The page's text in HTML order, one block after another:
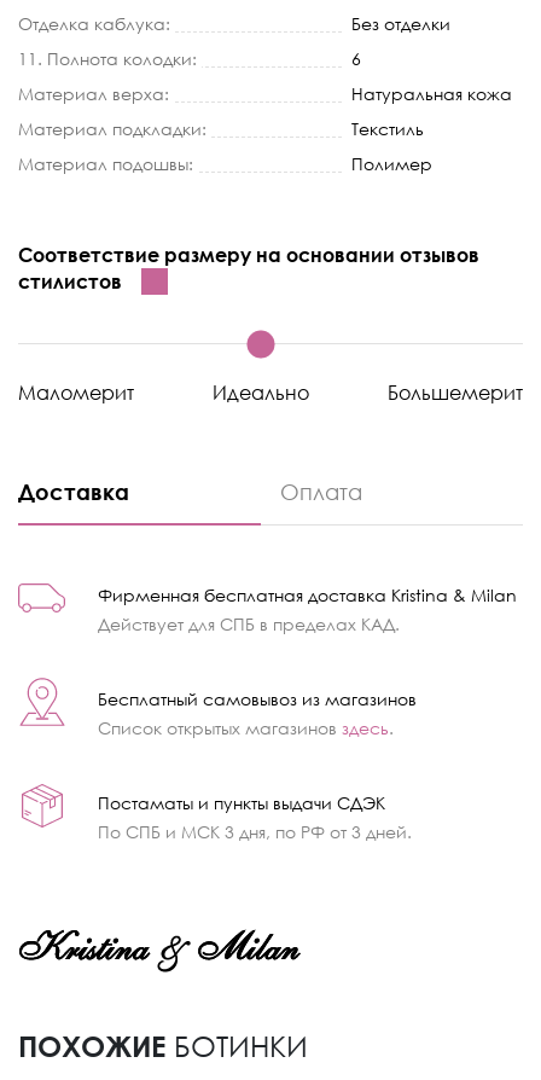
Отделка каблука:
Без отделки
11. Полнота колодки:
6
Материал верха:
Натуральная кожа
Материал подкладки:
Текстиль
Материал подошвы:
Полимер
Соответствие размеру на основании отзывов
стилистов
Маломерит Идеально Большемерит
Доставка Оплата
Фирменная бесплатная доставка Kristina & Milan
Действует для СПБ в пределах КАД.
Бесплатный самовывоз из магазинов
Список открытых магазинов здесь.
Постаматы и пункты выдачи СДЭК
По СПБ и МСК 3 дня, по РФ от 3 дней.
ПОХОЖИЕ БОТИНКИ